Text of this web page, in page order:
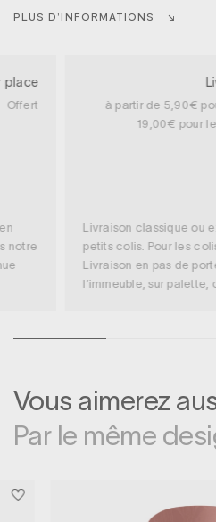
PLUS D’INFORMATIONS
place
Offert
notre
à partir de 5,90€
19,00€ pour
Livraison classique ou
petits colis. Pour les
Livraison en pas de
l’immeuble, sur palette,
Vous aimerez
Par le même